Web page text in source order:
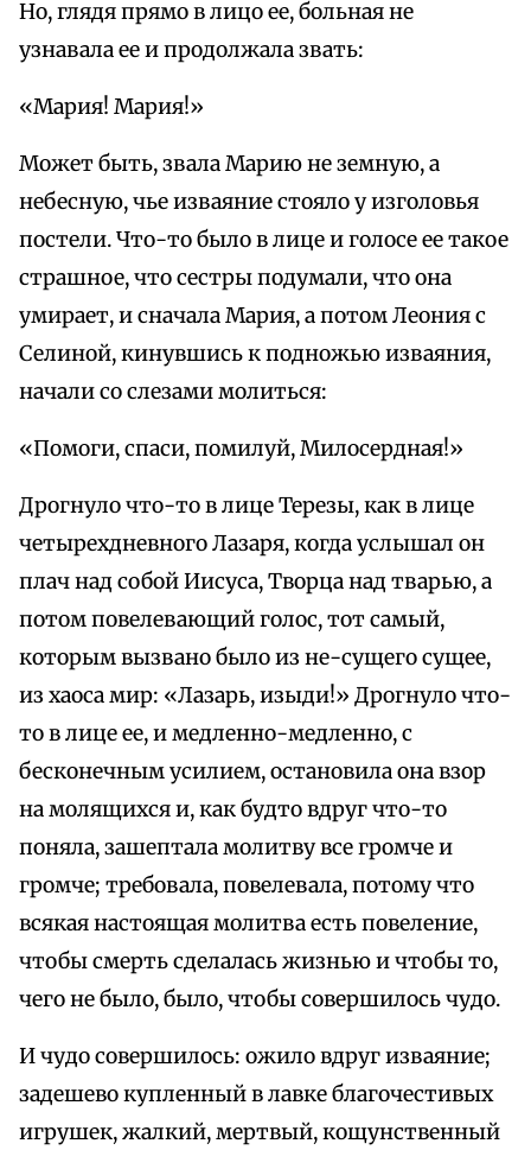
Но, глядя прямо в лицо ее, больная не
узнавала ее и продолжала звать:
«Мария! Мария!»
Может быть, звала Марию не земную, а
небесную, чье изваяние стояло у изголовья
постели. Что-то было в лице и голосе ее такое
страшное, что сестры подумали, что она
умирает, и сначала Мария, а потом Леония с
Селиной, кинувшись к подножью изваяния,
начали со слезами молиться:
«Помоги, спаси, помилуй, Милосердная!»
Дрогнуло что-то в лице Терезы, как в лице
четырехдневного Лазаря, когда услышал он
плач над собой Иисуса, Творца над тварью, а
потом повелевающий голос, тот самый,
которым вызвано было из не-сущего сущее,
из хаоса мир: «Лазарь, изыди!» Дрогнуло что-
то в лице ее, и медленно-медленно, с
бесконечным усилием, остановила она взор
на молящихся и, как будто вдруг что-то
поняла, зашептала молитву все громче и
громче; требовала, повелевала, потому что
всякая настоящая молитва есть повеление,
чтобы смерть сделалась жизнью и чтобы то,
чего не было, было, чтобы совершилось чудо.
И чудо совершилось: ожило вдруг изваяние;
задешево купленный в лавке благочестивых
игрушек, жалкий, мертвый, кощунственный